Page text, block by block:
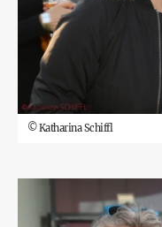
©Katharina Schiffl